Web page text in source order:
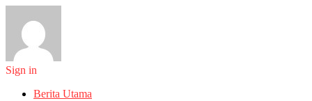
Sign in
Berita Utama